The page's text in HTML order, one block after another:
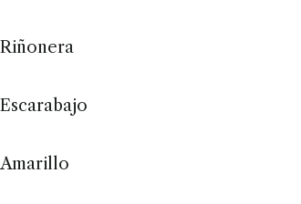
Riñonera
Escarabajo
Amarillo